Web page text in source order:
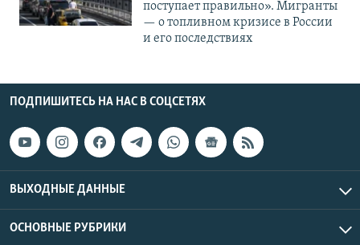
поступает правильно». Мигранты
— о топливном кризисе в России
и его последствиях
ПОДПИШИТЕСЬ НА НАС В СОЦСЕТЯХ
ВЫХОДНЫЕ ДАННЫЕ
ОСНОВНЫЕ РУБРИКИ